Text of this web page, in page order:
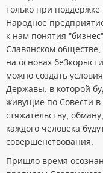
только при
Народное
к нам понятия
Славянском
на основах
можно создать
Державы, в которой
живущие по Совести в
стяжательству,
каждого человека
совершенствования.
Пришло время